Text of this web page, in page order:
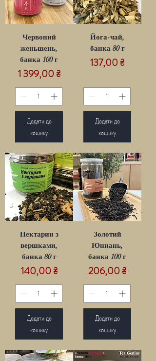
Червоний
женьшень,
банка 100 г
Ціна
1 399,00 ₴
Додати до
кошику
Йога-чай,
банка 80 г
Ціна
137,00 ₴
Додати до
кошику
Нектарин з
вершками,
банка 80 г
Ціна
140,00 ₴
Додати до
кошику
Золотий
Юннань,
банка 100 г
Ціна
206,00 ₴
Додати до
кошику